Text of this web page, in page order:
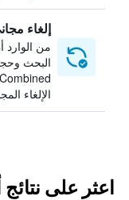
إلغاء
من الوارد
البحث
الإلغاء
اعثر على